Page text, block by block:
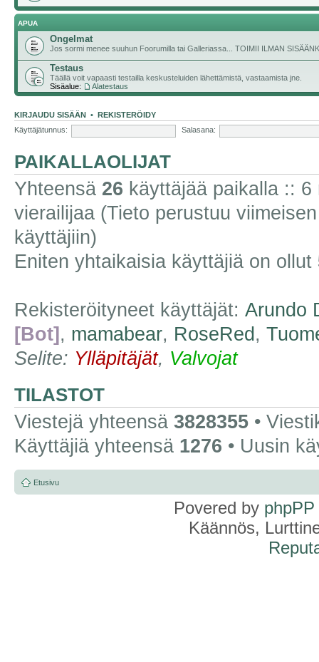
APUA
Ongelmat
Jos sormi menee suuhun Foorumilla tai Galleriassa... TOIMII ILMAN
Testaus
Täällä voit vapaasti testailla keskusteluiden lähettämistä, vastaamista jne.
Sisäalue:
Alatestaus
KIRJAUDU SISÄÄN • REKISTERÖIDY
Käyttäjätunnus:
Salasana:
PAIKALLAOLIJAT
Yhteensä 26 käyttäjää paikalla ::
vierailijaa (Tieto perustuu
käyttäjiin)
Eniten yhtaikaisia käyttäjiä on ollut
Rekisteröityneet käyttäjät: Arundo
[Bot] , mamabear, RoseRed ,
Selite: Ylläpitäjät, Valvojat
TILASTOT
Viestejä yhteensä 3828355 •
Käyttäjiä yhteensä 1276 • Uusin
Etusivu
Povered by phpPP
Käännös,